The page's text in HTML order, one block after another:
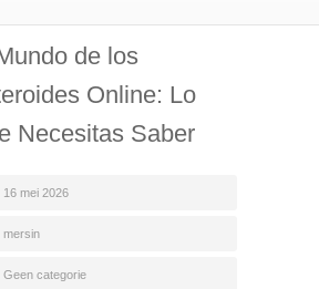
de los
Online: Lo
Necesitas Saber
16 mei 2026
mersin
Geen categorie